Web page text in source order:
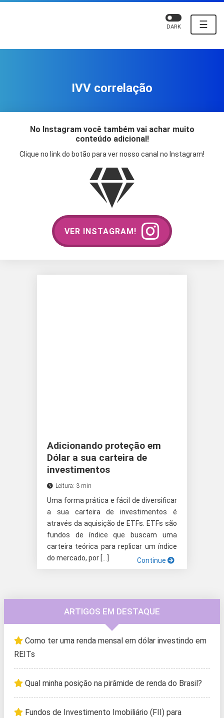
☰
DARK
IVV correlação
No Instagram você também vai achar muito
conteúdo adicional!
Clique no link do botão para ver nosso canal no Instagram!
VER INSTAGRAM!
Adicionando proteção em
Dólar a sua carteira de
investimentos
Leitura: 3 min
Uma forma prática e fácil de diversificar
a sua carteira de investimentos é
através da aquisição de ETFs. ETFs são
fundos de índice que buscam uma
carteira teórica para replicar um índice
do mercado, por […]
Continue
ARTIGOS EM DESTAQUE
Como ter uma renda mensal em dólar investindo em
REITs
Qual minha posição na pirâmide de renda do Brasil?
Fundos de Investimento Imobiliário (FII) para